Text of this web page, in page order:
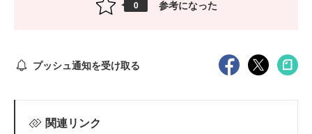
0 参考になった
プッシュ通知を受け取る
関連リンク